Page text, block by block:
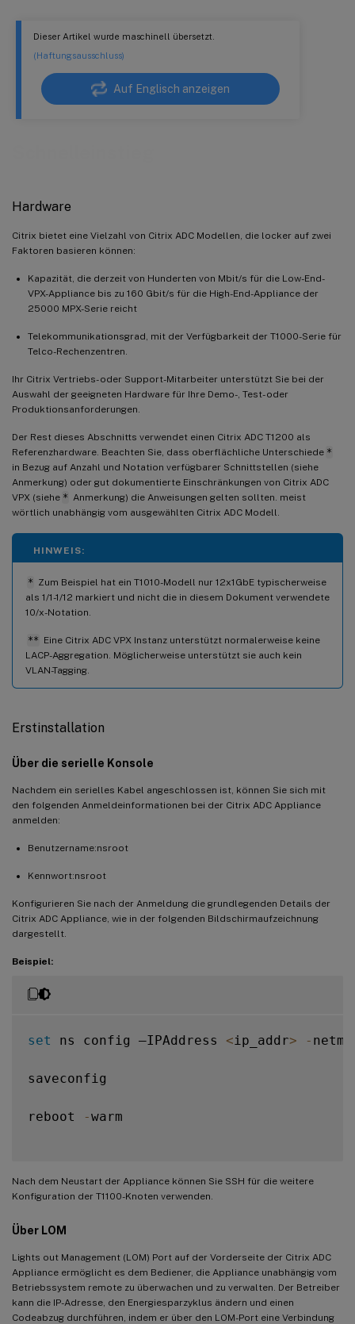
Dieser Artikel wurde maschinell übersetzt.
(Haftungsausschluss)
Auf Englisch anzeigen
Hardware
Citrix bietet eine Vielzahl von Citrix ADC Modellen, die locker auf zwei
Faktoren basieren können:
Kapazität, die derzeit von Hunderten von Mbit/s für die Low-End-
VPX-Appliance bis zu 160 Gbit/s für die High-End-Appliance der
25000 MPX-Serie reicht
Telekommunikationsgrad, mit der Verfügbarkeit der T1000-Serie für
Telco-Rechenzentren.
Ihr Citrix Vertriebs- oder Support-Mitarbeiter unterstützt Sie bei der
Auswahl der geeigneten Hardware für Ihre Demo-, Test- oder
Produktionsanforderungen.
Der Rest dieses Abschnitts verwendet einen Citrix ADC T1200 als
Referenzhardware. Beachten Sie, dass oberflächliche Unterschiede *
in Bezug auf Anzahl und Notation verfügbarer Schnittstellen (siehe
Anmerkung) oder gut dokumentierte Einschränkungen von Citrix ADC
VPX (siehe * Anmerkung) die Anweisungen gelten sollten. meist
wörtlich unabhängig vom ausgewählten Citrix ADC Modell.
HINWEIS:
* Zum Beispiel hat ein T1010-Modell nur 12x1GbE typischerweise
als 1/1-1/12 markiert und nicht die in diesem Dokument verwendete
10/x-Notation.
** Eine Citrix ADC VPX Instanz unterstützt normalerweise keine
LACP-Aggregation. Möglicherweise unterstützt sie auch kein
VLAN-Tagging.
Erstinstallation
Über die serielle Konsole
Nachdem ein serielles Kabel angeschlossen ist, können Sie sich mit
den folgenden Anmeldeinformationen bei der Citrix ADC Appliance
anmelden:
Benutzername:nsroot
Kennwort:nsroot
Konfigurieren Sie nach der Anmeldung die grundlegenden Details der
Citrix ADC Appliance, wie in der folgenden Bildschirmaufzeichnung
dargestellt.
Beispiel:
set ns config –IPAddress <ip_addr> -
saveconfig
reboot -warm
Nach dem Neustart der Appliance können Sie SSH für die weitere
Konfiguration der T1100-Knoten verwenden.
Über LOM
Lights out Management (LOM) Port auf der Vorderseite der Citrix ADC
Appliance ermöglicht es dem Bediener, die Appliance unabhängig vom
Betriebssystem remote zu überwachen und zu verwalten. Der Betreiber
kann die IP-Adresse, den Energiesparzyklus ändern und einen
Codeabzug durchführen, indem er über den LOM-Port eine Verbindung